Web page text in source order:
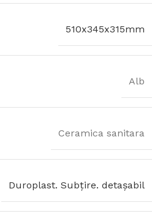
510x345x315mm
Alb
Ceramica sanitara
Duroplast. Subţire. detaşabil